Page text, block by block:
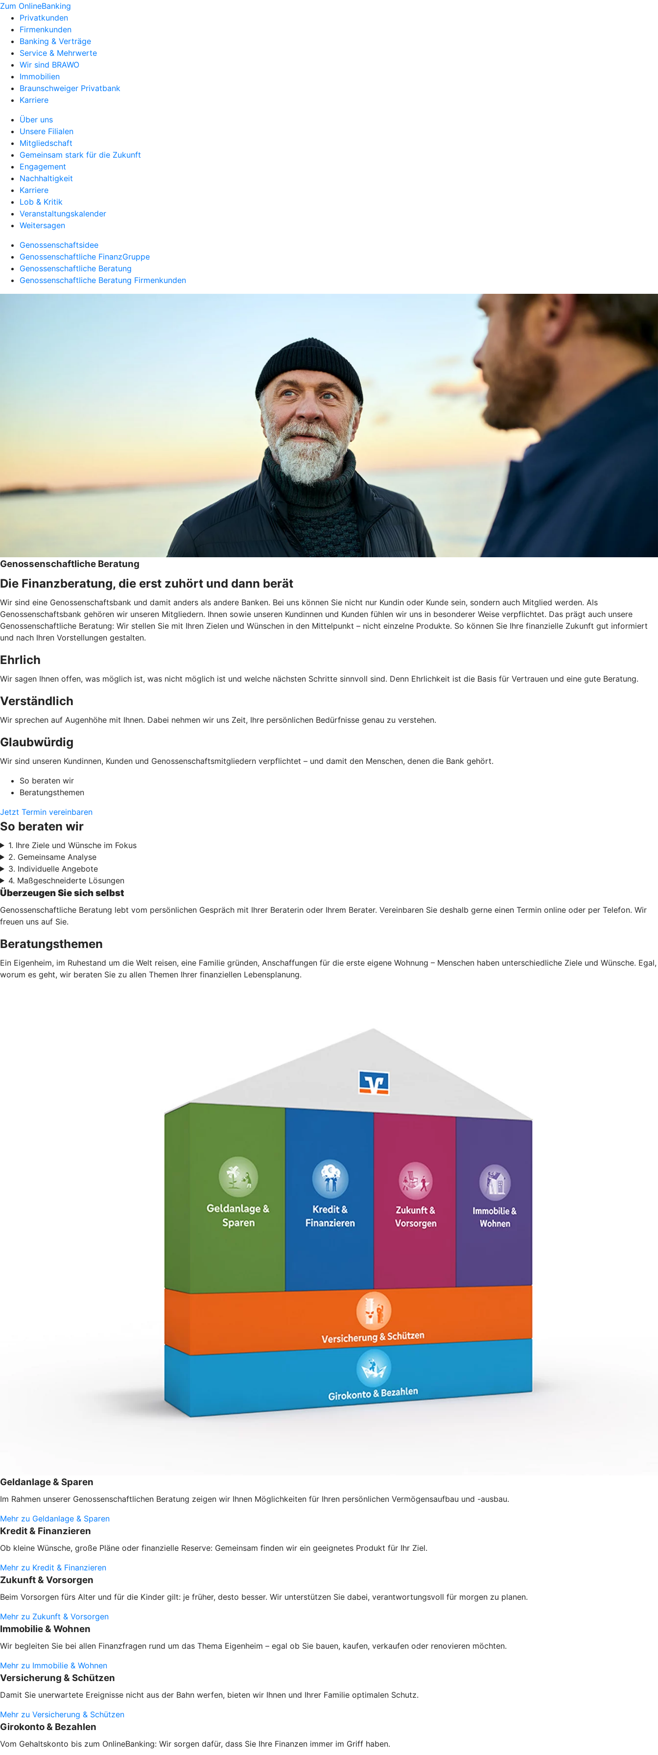
Zum OnlineBanking
Privatkunden
Firmenkunden
Banking & Verträge
Service & Mehrwerte
Wir sind BRAWO
Immobilien
Braunschweiger Privatbank
Karriere
Über uns
Unsere Filialen
Mitgliedschaft
Gemeinsam stark für die Zukunft
Engagement
Nachhaltigkeit
Karriere
Lob & Kritik
Veranstaltungskalender
Weitersagen
Genossenschaftsidee
Genossenschaftliche FinanzGruppe
Genossenschaftliche Beratung
Genossenschaftliche Beratung Firmenkunden
Genossenschaftliche Beratung
Die Finanzberatung, die erst zuhört und dann berät
Wir sind eine Genossenschaftsbank und damit anders als andere Banken. Bei uns können Sie nicht nur Kundin oder Kunde sein, sondern auch Mitglied werden. Als
Genossenschaftsbank gehören wir unseren Mitgliedern. Ihnen sowie unseren Kundinnen und Kunden fühlen wir uns in besonderer Weise verpflichtet. Das prägt auch unsere
Genossenschaftliche Beratung: Wir stellen Sie mit Ihren Zielen und Wünschen in den Mittelpunkt – nicht einzelne Produkte. So können Sie Ihre finanzielle Zukunft gut informiert
und nach Ihren Vorstellungen gestalten.
Ehrlich
Wir sagen Ihnen offen, was möglich ist, was nicht möglich ist und welche nächsten Schritte sinnvoll sind. Denn Ehrlichkeit ist die Basis für Vertrauen und eine gute Beratung.
Verständlich
Wir sprechen auf Augenhöhe mit Ihnen. Dabei nehmen wir uns Zeit, Ihre persönlichen Bedürfnisse genau zu verstehen.
Glaubwürdig
Wir sind unseren Kundinnen, Kunden und Genossenschaftsmitgliedern verpflichtet – und damit den Menschen, denen die Bank gehört.
So beraten wir
Beratungsthemen
Jetzt Termin vereinbaren
So beraten wir
1. Ihre Ziele und Wünsche im Fokus
2. Gemeinsame Analyse
3. Individuelle Angebote
4. Maßgeschneiderte Lösungen
Überzeugen Sie sich selbst
Genossenschaftliche Beratung lebt vom persönlichen Gespräch mit Ihrer Beraterin oder Ihrem Berater. Vereinbaren Sie deshalb gerne einen Termin online oder per Telefon. Wir
freuen uns auf Sie.
Beratungsthemen
Ein Eigenheim, im Ruhestand um die Welt reisen, eine Familie gründen, Anschaffungen für die erste eigene Wohnung – Menschen haben unterschiedliche Ziele und Wünsche. Egal,
worum es geht, wir beraten Sie zu allen Themen Ihrer finanziellen Lebensplanung.
Geldanlage & Sparen
Im Rahmen unserer Genossenschaftlichen Beratung zeigen wir Ihnen Möglichkeiten für Ihren persönlichen Vermögensaufbau und -ausbau.
Mehr zu Geldanlage & Sparen
Kredit & Finanzieren
Ob kleine Wünsche, große Pläne oder finanzielle Reserve: Gemeinsam finden wir ein geeignetes Produkt für Ihr Ziel.
Mehr zu Kredit & Finanzieren
Zukunft & Vorsorgen
Beim Vorsorgen fürs Alter und für die Kinder gilt: je früher, desto besser. Wir unterstützen Sie dabei, verantwortungsvoll für morgen zu planen.
Mehr zu Zukunft & Vorsorgen
Immobilie & Wohnen
Wir begleiten Sie bei allen Finanzfragen rund um das Thema Eigenheim – egal ob Sie bauen, kaufen, verkaufen oder renovieren möchten.
Mehr zu Immobilie & Wohnen
Versicherung & Schützen
Damit Sie unerwartete Ereignisse nicht aus der Bahn werfen, bieten wir Ihnen und Ihrer Familie optimalen Schutz.
Mehr zu Versicherung & Schützen
Girokonto & Bezahlen
Vom Gehaltskonto bis zum OnlineBanking: Wir sorgen dafür, dass Sie Ihre Finanzen immer im Griff haben.